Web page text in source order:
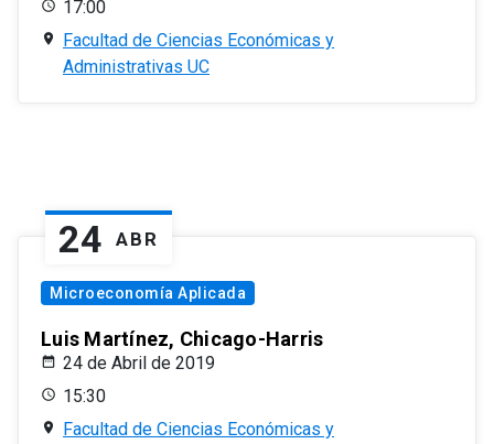
17:00
Facultad de Ciencias Económicas y
Administrativas UC
24 ABR
Microeconomía Aplicada
Luis Martínez, Chicago-Harris
24 de Abril de 2019
15:30
Facultad de Ciencias Económicas y